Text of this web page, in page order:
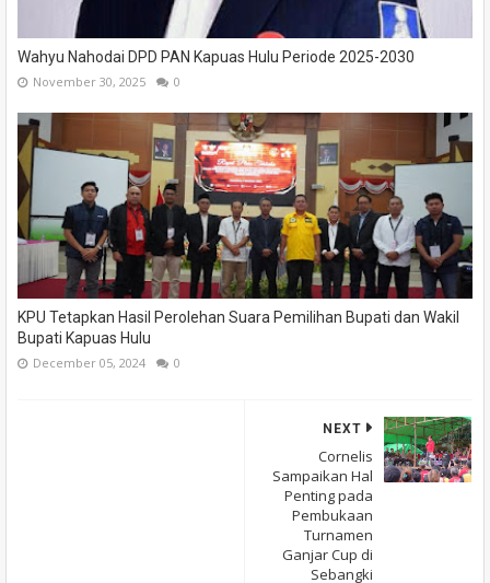
Wahyu Nahodai DPD PAN Kapuas Hulu Periode 2025-2030
November 30, 2025 0
KPU Tetapkan Hasil Perolehan Suara Pemilihan Bupati dan Wakil
Bupati Kapuas Hulu
December 05, 2024 0
NEXT
Cornelis
Sampaikan Hal
Penting pada
Pembukaan
Turnamen
Ganjar Cup di
Sebangki